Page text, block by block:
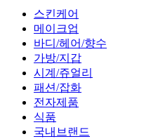
스킨케어
메이크업
바디/헤어/향수
가방/지갑
시계/쥬얼리
패션/잡화
전자제품
식품
국내브랜드